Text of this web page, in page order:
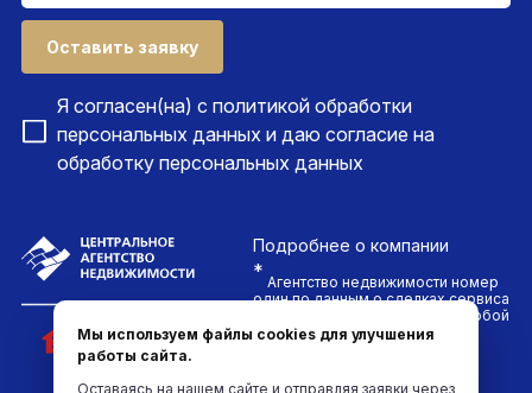
Оставить заявку
Я согласен(на) с политикой обработки
персональных данных и даю согласие на
обработку персональных данных
Подробнее о компании
* Агентство недвижимости номер
один по данным о сделках сервиса
ДомКлик. Проводим сделки любой
сложности и гарантируем
безопасность каждого клиента
Мы используем файлы cookies для улучшения
работы сайта.
Оставаясь на нашем сайте и отправляя заявки через